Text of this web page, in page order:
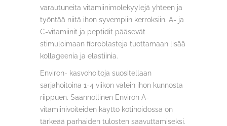
varautuneita vitamiinimolekyylejä yhteen ja
työntää niitä ihon syvempiin kerroksiin. A- ja
C-vitamiinit ja peptidit pääsevät
stimuloimaan fibroblasteja tuottamaan lisää
kollageenia ja elastiinia.
Environ- kasvohoitoja suositellaan
sarjahoitoina 1-4 viikon välein ihon kunnosta
riippuen. Säännöllinen Environ A-
vitamiinivoiteiden käyttö kotihoidossa on
tärkeää parhaiden tulosten saavuttamiseksi.